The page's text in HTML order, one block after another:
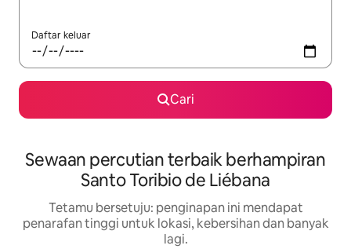
Daftar keluar
Cari
Sewaan percutian terbaik berhampiran
Santo Toribio de Liébana
Tetamu bersetuju: penginapan ini mendapat
penarafan tinggi untuk lokasi, kebersihan dan banyak
lagi.